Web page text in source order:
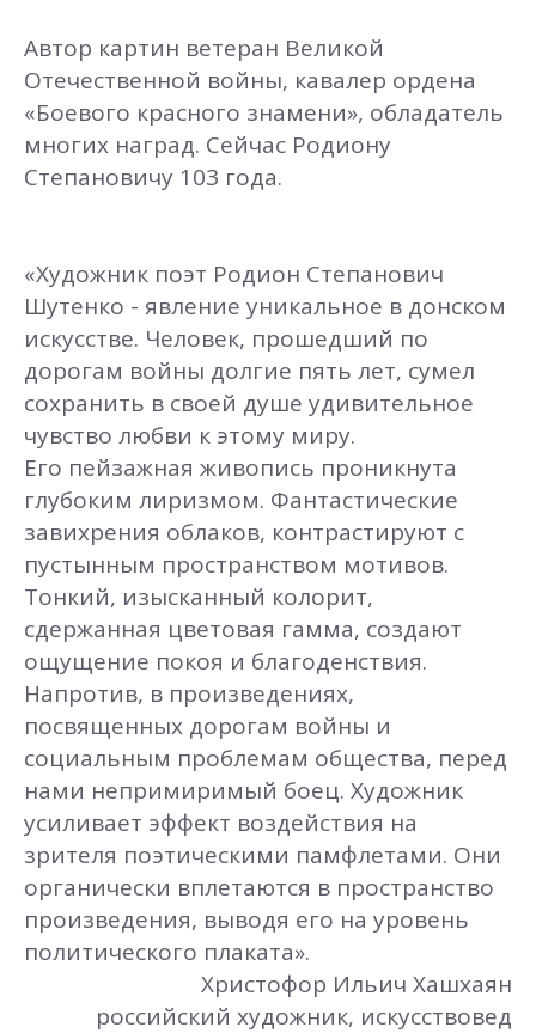
Автор картин ветеран Великой
Отечественной войны, кавалер ордена
«Боевого красного знамени», обладатель
многих наград. Сейчас Родиону
Степановичу 103 года.
«Художник поэт Родион Степанович
Шутенко - явление уникальное в донском
искусстве. Человек, прошедший по
дорогам войны долгие пять лет, сумел
сохранить в своей душе удивительное
чувство любви к этому миру.
Его пейзажная живопись проникнута
глубоким лиризмом. Фантастические
завихрения облаков, контрастируют с
пустынным пространством мотивов.
Тонкий, изысканный колорит,
сдержанная цветовая гамма, создают
ощущение покоя и благоденствия.
Напротив, в произведениях,
посвященных дорогам войны и
социальным проблемам общества, перед
нами непримиримый боец. Художник
усиливает эффект воздействия на
зрителя поэтическими памфлетами. Они
органически вплетаются в пространство
произведения, выводя его на уровень
политического плаката».
Христофор Ильич Хашхаян
российский художник, искусствовед